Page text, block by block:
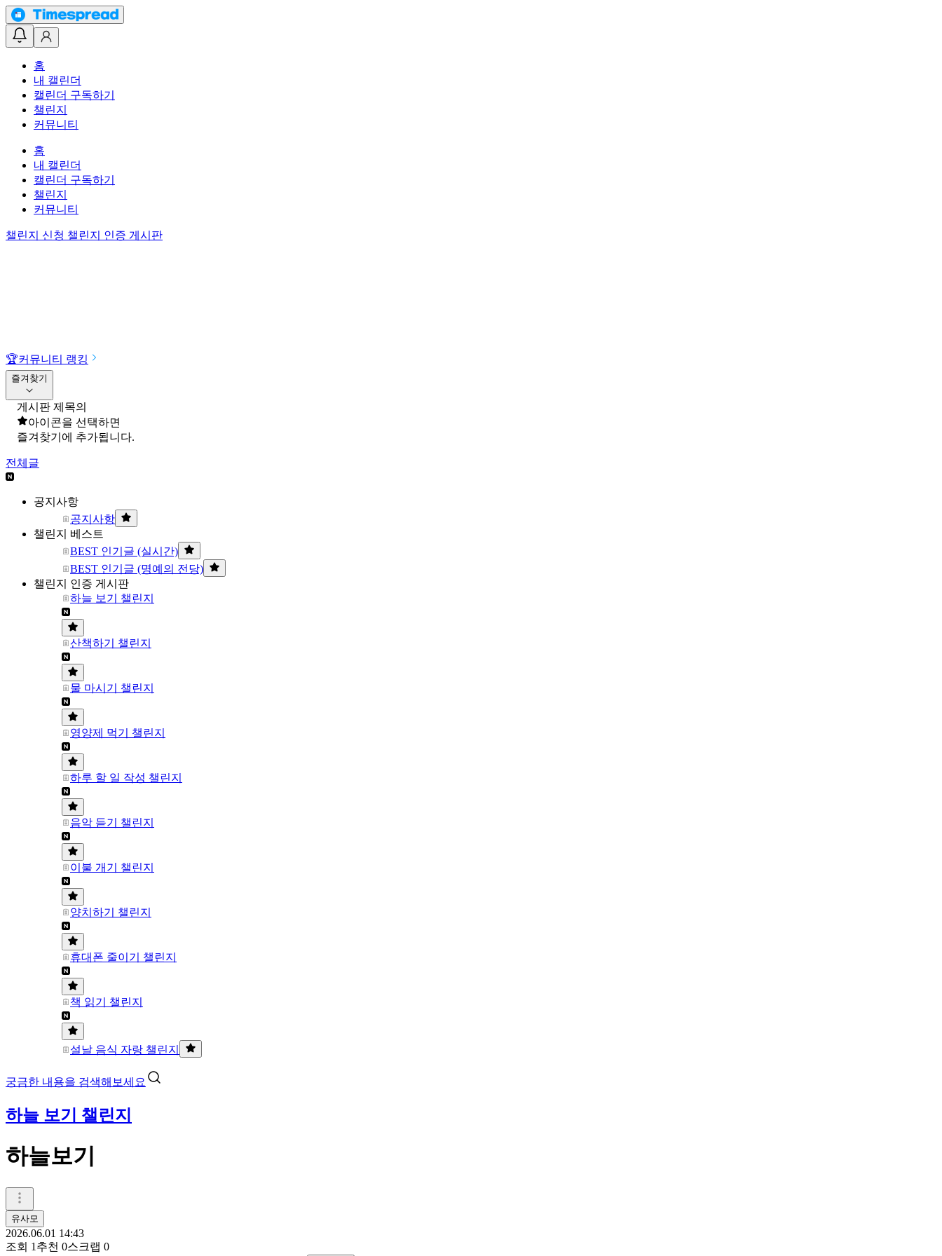
홈
내 캘린더
캘린더 구독하기
챌린지
커뮤니티
홈
내 캘린더
캘린더 구독하기
챌린지
커뮤니티
챌린지 신청 챌린지 인증 게시판
🏆커뮤니티 랭킹
즐겨찾기
게시판 제목의
아이콘을 선택하면
즐겨찾기에 추가됩니다.
전체글
공지사항
공지사항
챌린지 베스트
BEST 인기글 (실시간)
BEST 인기글 (명예의 전당)
챌린지 인증 게시판
하늘 보기 챌린지
산책하기 챌린지
물 마시기 챌린지
영양제 먹기 챌린지
하루 할 일 작성 챌린지
음악 듣기 챌린지
이불 개기 챌린지
양치하기 챌린지
휴대폰 줄이기 챌린지
책 읽기 챌린지
설날 음식 자랑 챌린지
궁금한 내용을 검색해보세요
하늘 보기 챌린지
하늘보기
유사모
2026.06.01 14:43
조회 1 추천 0스크랩 0